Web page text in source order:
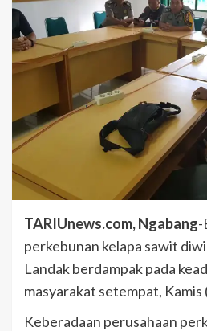
TARIUnews.com, Ngabang-
perkebunan kelapa sawit
Landak berdampak pada
masyarakat setempat,
Keberadaan perusahaan